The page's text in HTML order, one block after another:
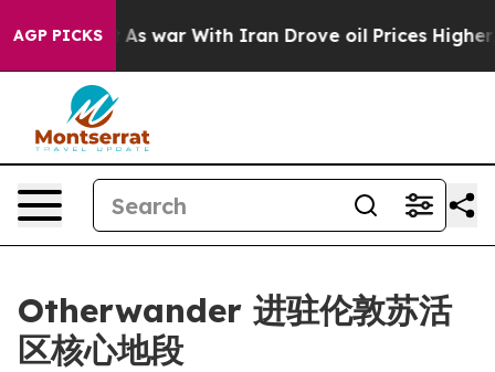
AGP PICKSAs war With Iran Drove oil Prices Higher,
Otherwander 进驻伦敦苏活
区核心地段